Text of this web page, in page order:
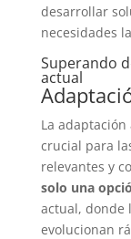
desarrollar
necesidades
Superando
actual
La
crucial para
relevantes y
solo una
actual, donde
evolucionan